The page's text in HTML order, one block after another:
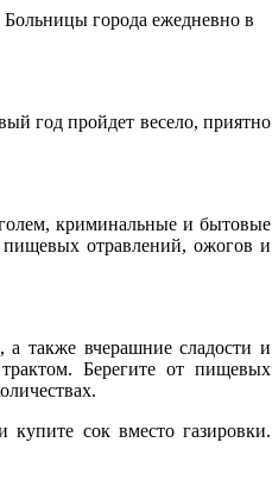
города ежедневно в
год пройдет весело, приятно
криминальные и бытовые
отравлений, ожогов и
а также вчерашние сладости и
Берегите от пищевых
купите сок вместо газировки.